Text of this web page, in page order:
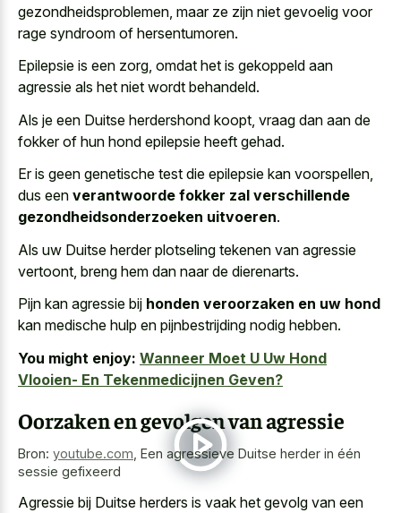
gezondheidsproblemen, maar ze zijn niet gevoelig voor
rage syndroom of hersentumoren.
Epilepsie is een zorg, omdat het is gekoppeld aan
agressie als het niet wordt behandeld.
Als je een Duitse herdershond koopt, vraag dan aan de
fokker of hun hond epilepsie heeft gehad.
Er is geen genetische test die epilepsie kan voorspellen,
dus een verantwoorde fokker zal verschillende
gezondheidsonderzoeken uitvoeren.
Als uw Duitse herder plotseling tekenen van agressie
vertoont, breng hem dan naar de dierenarts.
Pijn kan agressie bij honden veroorzaken en uw hond
kan medische hulp en pijnbestrijding nodig hebben.
You might enjoy: Wanneer Moet U Uw Hond
Vlooien- En Tekenmedicijnen Geven?
Oorzaken en gevolgen van agressie
Bron: youtube.com Een agressieve Duitse herder in één
sessie gefixeerd
Agressie bij Duitse herders is vaak het gevolg van een